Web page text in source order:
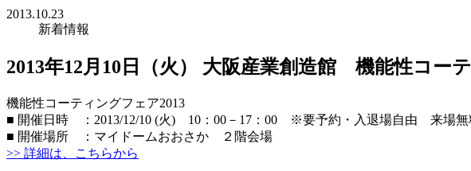
2013.10.23
新着情報
2013年12月10日（火） 大阪産業創造館 機能性コー
機能性コーティングフェア2013
■ 開催日時 ：2013/12/10 (火) 10：00－17：00 ※要予約・入退場自由 来場無
■ 開催場所 ：マイドームおおさか ２階会場
>> 詳細は、こちらから